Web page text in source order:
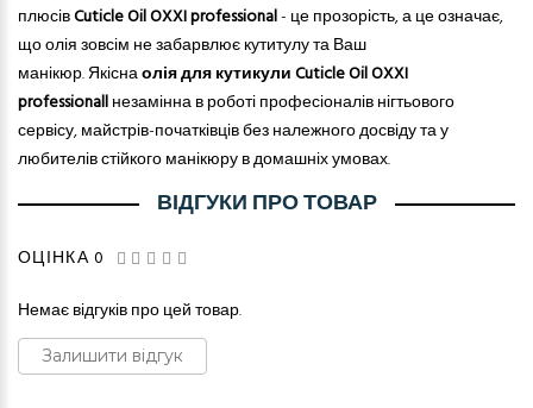
плюсівCuticle Oil OXXI professional- це прозорість, а це означає,
що олія зовсім не забарвлює кутитулу та Ваш
манікюр.Якіснаолія для кутикули Cuticle Oil OXXI
professionallнезамінна в роботі професіоналів нігтьового
сервісу, майстрів-початківців без належного досвіду та у
любителів стійкого манікюру в домашніх умовах.
ВІДГУКИ ПРО ТОВАР
ОЦІНКА 0
Немає відгуків про цей товар.
Залишити відгук